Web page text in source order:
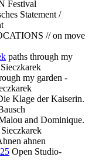
Festival
Statement /
// on move
paths through my
my garden -
Klage der Kaiserin.
and Dominique.
ahnen
Open Studio-